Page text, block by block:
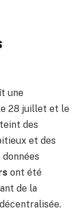
une
28 juillet et le
des
et des
ont été
de la